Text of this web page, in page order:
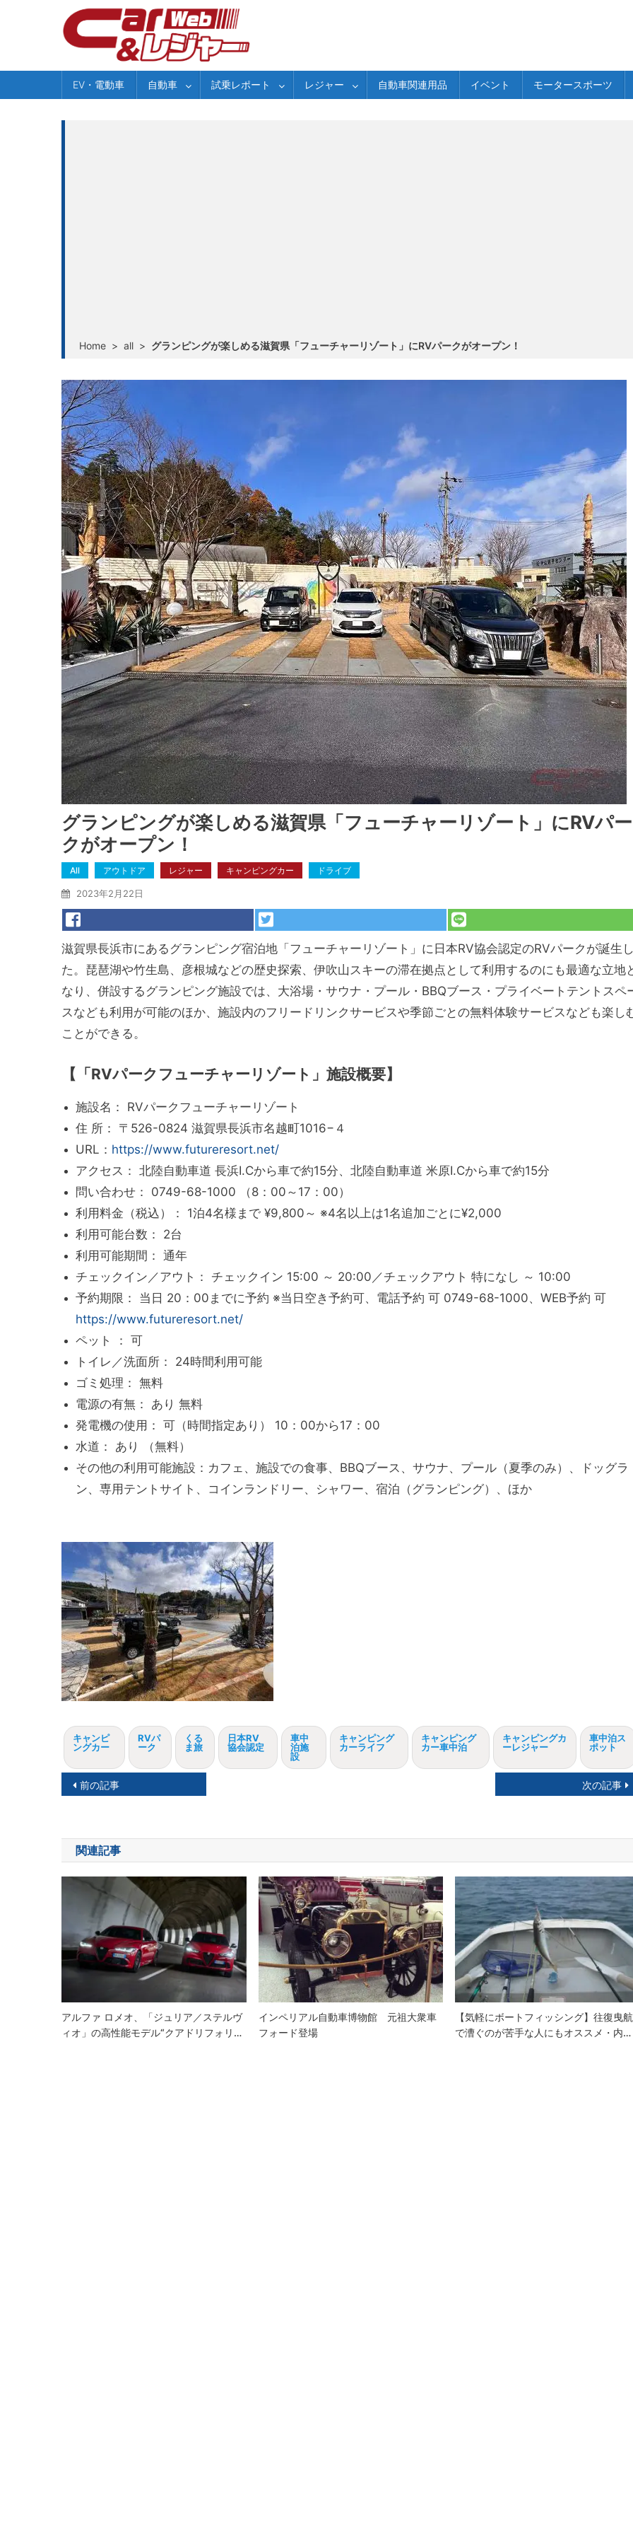
EV・電動車 自動車 試乗レポート レジャー 自動車関連用品 イベント モータースポーツ
Home > all > グランピングが楽しめる滋賀県「フューチャーリゾート」にRVパークがオープン！
グランピングが楽しめる滋賀県「フューチャーリゾート」にRVパー
クがオープン！
All アウトドア レジャー キャンピングカー ドライブ
2023年2月22日
滋賀県長浜市にあるグランピング宿泊地「フューチャーリゾート」に日本RV協会認定のRVパークが誕生
た。琵琶湖や竹生島、彦根城などの歴史探索、伊吹山スキーの滞在拠点として利用するのにも最適な立地
なり、併設するグランピング施設では、大浴場・サウナ・プール・BBQブース・プライベートテントスペ
スなども利用が可能のほか、施設内のフリードリンクサービスや季節ごとの無料体験サービスなども楽し
ことができる。
【「RVパークフューチャーリゾート」施設概要】
施設名： RVパークフューチャーリゾート
住 所： 〒526-0824 滋賀県長浜市名越町1016−４
URL： https://www.futureresort.net/
アクセス： 北陸自動車道 長浜I.Cから車で約15分、北陸自動車道 米原I.Cから車で約15分
問い合わせ： 0749-68-1000 （8：00～17：00）
利用料金（税込）： 1泊4名様まで ¥9,800～ ※4名以上は1名追加ごとに¥2,000
利用可能台数： 2台
利用可能期間： 通年
チェックイン／アウト： チェックイン 15:00 ～ 20:00／チェックアウト 特になし ～ 10:00
予約期限： 当日 20：00までに予約 ※当日空き予約可、電話予約 可 0749-68-1000、WEB予約 可
https://www.futureresort.net/
ペット ： 可
トイレ／洗面所： 24時間利用可能
ゴミ処理： 無料
電源の有無： あり 無料
発電機の使用： 可（時間指定あり） 10：00から17：00
水道： あり （無料）
その他の利用可能施設：カフェ、施設での食事、BBQブース、サウナ、プール（夏季のみ）、ドッグラ
ン、専用テントサイト、コインランドリー、シャワー、宿泊（グランピング）、ほか
キャンピ
ングカー
RVパ
ーク
くる
ま旅
日本RV
協会認定
車中
泊施
設
キャンピング
カーライフ
キャンピング
カー車中泊
キャンピングカ
ーレジャー
車中泊ス
ポット
投
ナ
ビ
ゲ
シ
ョ
ン
前の記事 次の記事
関連記事
アルファ ロメオ、「ジュリア／ステルヴ
ィオ」の高性能モデル“クアドリフォリ…
インペリアル自動車博物館 元祖大衆車
フォード登場
【気軽にボートフィッシング】往復曳航
で漕ぐのが苦手な人にもオススメ・内…